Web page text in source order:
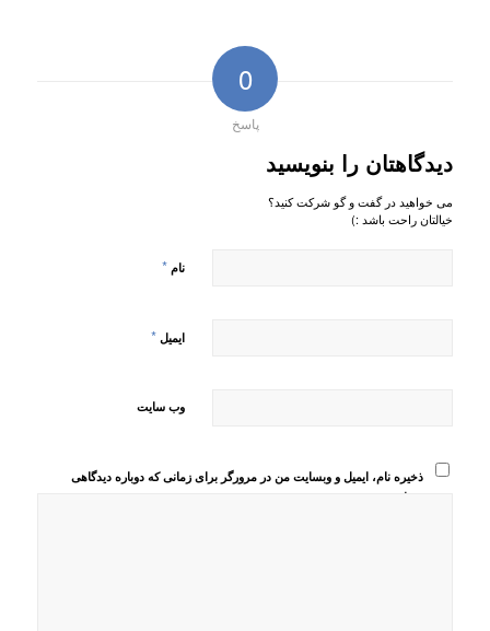
0
پاسخ
دیدگاهتان را بنویسید
می خواهید در گفت و گو شرکت کنید؟
خیالتان راحت باشد :)
نام *
ایمیل *
وب‌ سایت
ذخیره نام، ایمیل و وبسایت من در مرورگر برای زمانی که دوباره دیدگاهی
می‌نویسم.